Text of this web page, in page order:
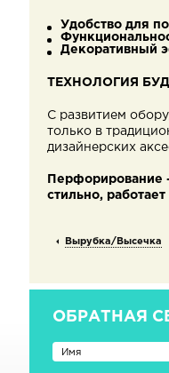
Удобство для
Декоративный
ТЕХНОЛОГИЯ
С развитием
только в
дизайнерских
Перфорирование
стильно,
Вырубка/Высечка
ОБРАТНАЯ